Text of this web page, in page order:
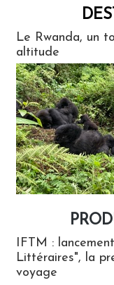
Le Rwanda, un
altitude
IFTM :
Littéraires", la
voyage